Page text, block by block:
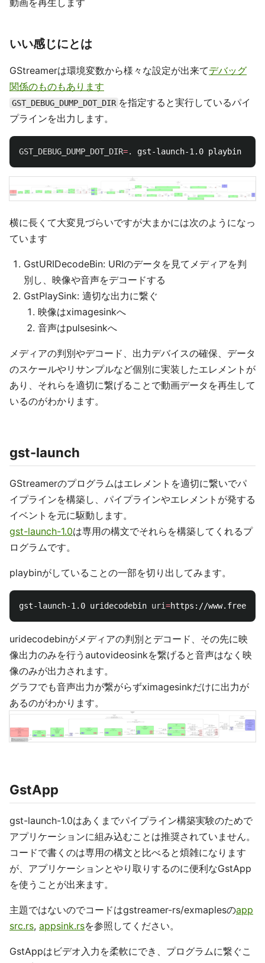
動画を再生します
いい感じにとは
GStreamerは環境変数から様々な設定が出来てデバッグ
関係のものもあります
GST_DEBUG_DUMP_DOT_DIR を指定すると実行しているパイ
プラインを出力します。
GST_DEBUG_DUMP_DOT_DIR=. gst-launch-1.0 playbin
横に長くて大変見づらいですが大まかには次のようになっ
ています
GstURIDecodeBin: URIのデータを見てメディアを判
別し、映像や音声をデコードする
GstPlaySink: 適切な出力に繋ぐ
映像はximagesinkへ
音声はpulsesinkへ
メディアの判別やデコード、出力デバイスの確保、データ
のスケールやリサンプルなど個別に実装したエレメントが
あり、それらを適切に繋げることで動画データを再生して
いるのがわかります。
gst-launch
GStreamerのプログラムはエレメントを適切に繋いでパ
イプラインを構築し、パイプラインやエレメントが発する
イベントを元に駆動します。
gst-launch-1.0は専用の構文でそれらを構築してくれるプ
ログラムです。
playbinがしていることの一部を切り出してみます。
gst-launch-1.0 uridecodebin uri=https://
uridecodebinがメディアの判別とデコード、その先に映
像出力のみを行うautovideosinkを繋げると音声はなく映
像のみが出力されます。
グラフでも音声出力が繋がらずximagesinkだけに出力が
あるのがわかります。
GstApp
gst-launch-1.0はあくまでパイプライン構築実験のためで
アプリケーションに組み込むことは推奨されていません。
コードで書くのは専用の構文と比べると煩雑になります
が、アプリケーションとやり取りするのに便利なGstApp
を使うことが出来ます。
主題ではないのでコードはgstreamer-rs/exmaplesのapp
src.rs, appsink.rsを参照してください。
GstAppはビデオ入力を柔軟にでき、プログラムに繋ぐこ